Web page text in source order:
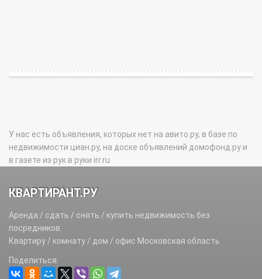
У нас есть объявления, которых нет на авито.ру, в базе по
недвижимости циан.ру, на доске объявлений домофонд.ру и
в газете из рук в руки irr.ru
КВАРТИРАНТ.РУ
Аренда / сдать / снять / купить недвижимость без
посредников.
Квартиру / комнату / дом / офис Московская область
Поделиться: